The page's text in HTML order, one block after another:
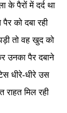
के पैरों में दर्द था
को दबा रही
तो वह खुद को
उनका पैर दबाने
धीरे-धीरे उस
राहत मिल रही